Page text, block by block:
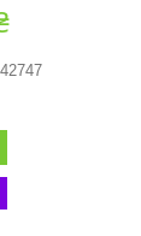
42747